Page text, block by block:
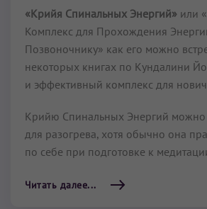
«Крийя Спинальных Энергий» или
Комплекс для Прохождения
Позвоночнику» как его можно
некоторых книгах по Кундалини
и эффективный комплекс для
Крийю Спинальных Энергий можно
для разогрева, хотя обычно она
по себе при подготовке к
Читать далее...